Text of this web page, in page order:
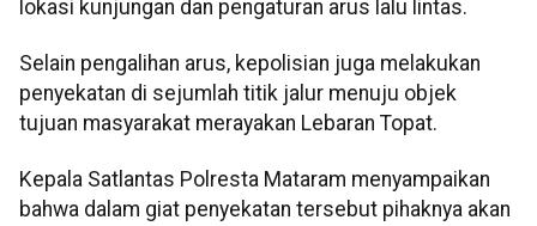
lokasi kunjungan dan pengaturan arus lalu lintas.
Selain pengalihan arus, kepolisian juga melakukan
penyekatan di sejumlah titik jalur menuju objek
tujuan masyarakat merayakan Lebaran Topat.
Kepala Satlantas Polresta Mataram menyampaikan
bahwa dalam giat penyekatan tersebut pihaknya akan